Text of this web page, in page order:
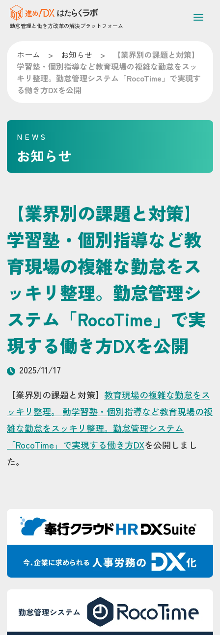
勤怠管理と働き方改革の解決プラットフォーム
ホーム > お知らせ >
【業界別の課題と対策】
学習塾・個別指導など教育現場の複雑な勤怠をスッ
キリ整理。勤怠管理システム「RocoTime」で実現す
る働き方DXを公開
NEWS
お知らせ
【業界別の課題と対策】
学習塾・個別指導など教
育現場の複雑な勤怠をス
ッキリ整理。勤怠管理シ
ステム「RocoTime」で実
現する働き方DXを公開
2025/11/17
【業界別の課題と対策】 教育現場の複雑な勤怠をス
ッキリ整理。 勤学習塾・個別指導など教育現場の複
雑な勤怠をスッキリ整理。勤怠管理システム
「RocoTime」で実現する働き方DXを公開しまし
た。